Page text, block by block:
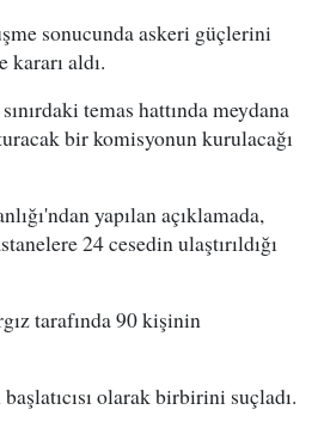
sonucunda askeri güçlerini
kararı aldı.
temas hattında meydana
bir komisyonun kurulacağı
yapılan açıklamada,
24 cesedin ulaştırıldığı
tarafında 90 kişinin
olarak birbirini suçladı.